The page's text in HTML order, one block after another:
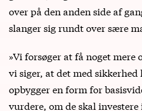
over på den anden side af
slanger sig rundt over sære
»Vi forsøger at få noget
vi siger, at det med sikkerhed
opbygger en form for
vurdere, om de skal investere